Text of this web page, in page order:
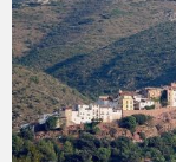
Concerts al